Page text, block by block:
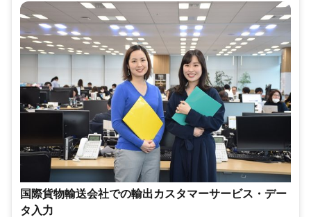
国際貨物輸送会社での輸出カスタマーサービス・デー
タ入力